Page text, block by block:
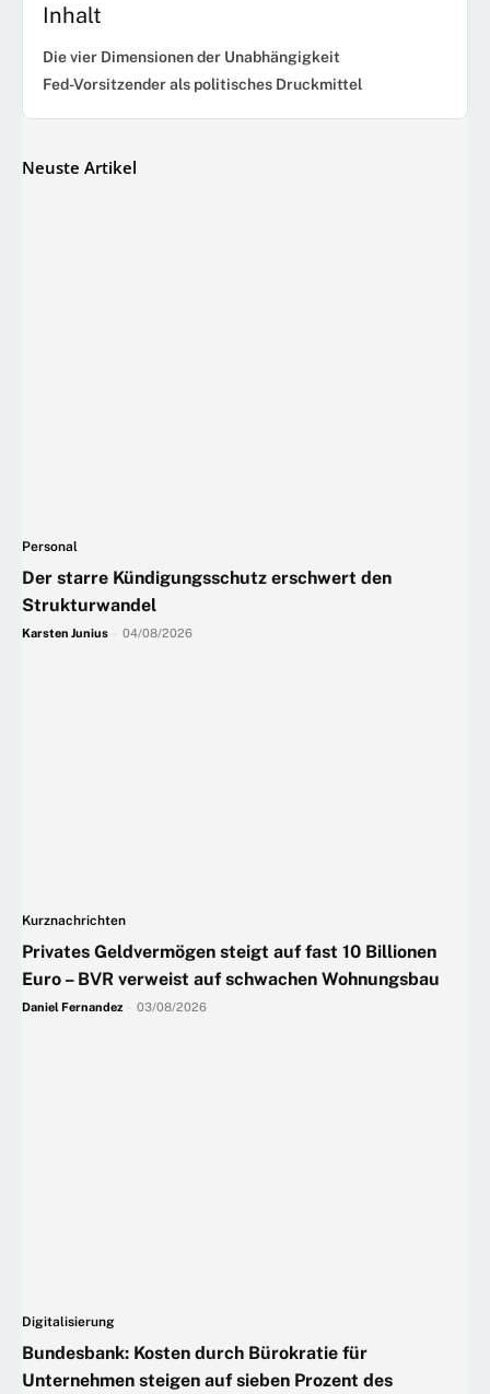
Inhalt
Die vier Dimensionen der Unabhängigkeit
Fed-Vorsitzender als politisches Druckmittel
Neuste Artikel
Personal
Der starre Kündigungsschutz erschwert den
Strukturwandel
Karsten Junius 04/08/2026
Kurznachrichten
Privates Geldvermögen steigt auf fast 10 Billionen
Euro – BVR verweist auf schwachen Wohnungsbau
Daniel Fernandez 03/08/2026
Digitalisierung
Bundesbank: Kosten durch Bürokratie für
Unternehmen steigen auf sieben Prozent des